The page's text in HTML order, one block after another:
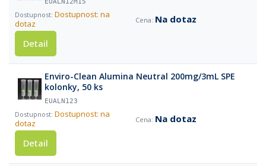
Dostupnost: na
dotaz
Na dotaz
Detail
Enviro-Clean Alumina Neutral 200mg/3mL SPE
kolonky, 50 ks
EUALN123
Dostupnost: na
dotaz
Na dotaz
Detail